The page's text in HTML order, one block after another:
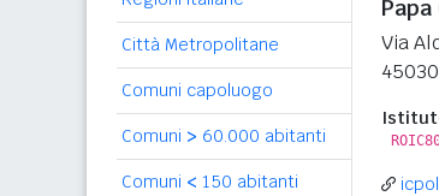
Città Metropolitane
Comuni capoluogo
Comuni > 60.000 abitanti
Comuni < 150 abitanti
Via
45030